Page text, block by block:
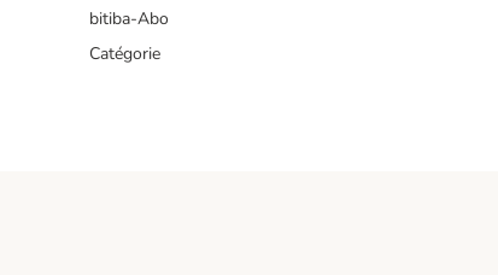
bitiba-Abo
Catégorie